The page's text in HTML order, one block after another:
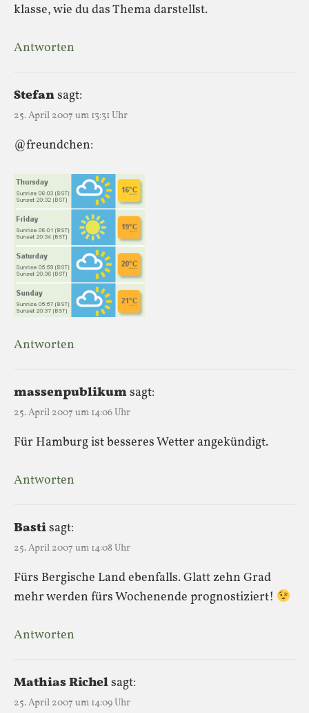
klasse, wie du das Thema darstellst.
Antworten
Stefansagt:
25. April 2007 um 13:31 Uhr
@freundchen:
Antworten
massenpublikumsagt:
25. April 2007 um 14:06 Uhr
Für Hamburg ist besseres Wetter angekündigt.
Antworten
Bastisagt:
25. April 2007 um 14:08 Uhr
Fürs Bergische Land ebenfalls. Glatt zehn Grad
mehr werden fürs Wochenende prognostiziert!
Antworten
Mathias Richelsagt:
25. April 2007 um 14:09 Uhr